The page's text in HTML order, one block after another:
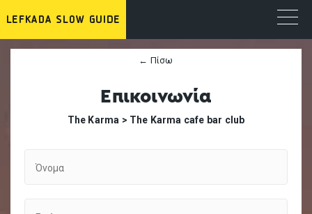
← Πίσω
Επικοινωνία
The Karma > The Karma cafe bar club